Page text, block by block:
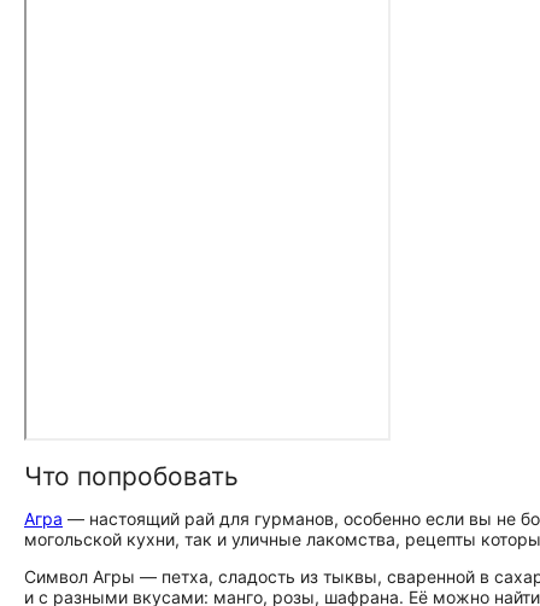
Что попробовать
Агра — настоящий рай для гурманов, особенно если вы не
могольской кухни, так и уличные лакомства, рецепты
Символ Агры — петха, сладость из тыквы, сваренной в
и с разными вкусами: манго, розы, шафрана. Её можно